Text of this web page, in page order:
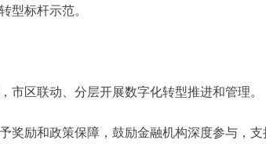
型标杆示范。
区联动、分层开展数字化转型推进和管理。
励和政策保障，鼓励金融机构深度参与，支